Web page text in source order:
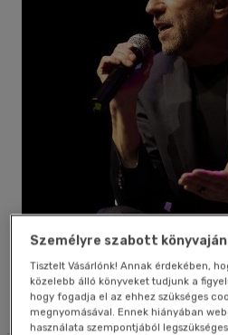
Művei
Életrajz
Alkalmaz
Személyre szabott
Tisztelt Vásárlónk! Annak érdekében,
közelebb álló könyveket tudjunk a
hogy fogadja el az ehhez szükséges
megnyomásával. Ennek hiányában
használata szempontjából